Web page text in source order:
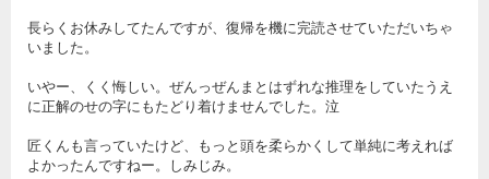
長らくお休みしてたんですが、復帰を機に完読させていただいちゃ
いました。
いやー、くく悔しい。ぜんっぜんまとはずれな推理をしていたうえ
に正解のせの字にもたどり着けませんでした。泣
匠くんも言っていたけど、もっと頭を柔らかくして単純に考えれば
よかったんですねー。しみじみ。